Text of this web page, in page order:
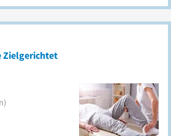
Zielgerichtet